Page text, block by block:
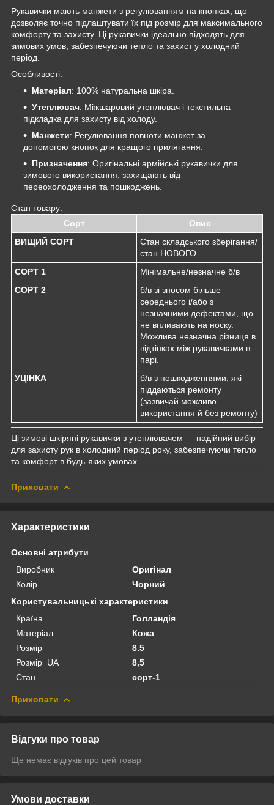
Рукавички мають манжети з регулюванням на кнопках, що
дозволяє точно підлаштувати їх під розмір для максимального
комфорту та захисту. Ці рукавички ідеально підходять для
зимових умов, забезпечуючи тепло та захист у холодний
період.
Особливості:
Матеріал: 100% натуральна шкіра.
Утеплювач: Міжшаровий утеплювач і текстильна
підкладка для захисту від холоду.
Манжети: Регулювання повноти манжет за
допомогою кнопок для кращого прилягання.
Призначення: Оригінальні армійські рукавички для
зимового використання, захищають від
переохолодження та пошкоджень.
Стан товару:
Сорт
Опис
ВИЩИЙ СОРТ
Стан складського зберігання/
стан НОВОГО
СОРТ 1
Мінімальне/незначне б/в
СОРТ 2
б/в зі зносом більше
середнього і/або з
незначними дефектами, що
не впливають на носку.
Можлива незначна різниця в
відтінках між рукавичками в
парі.
УЦІНКА
б/в з пошкодженнями, які
піддаються ремонту
(зазвичай можливо
використання й без ремонту)
Ці зимові шкіряні рукавички з утеплювачем — надійний вибір
для захисту рук в холодний період року, забезпечуючи тепло
та комфорт в будь-яких умовах.
Приховати
Характеристики
Основні атрибути
Виробник
Оригінал
Колір
Чорний
Користувальницькі характеристики
Країна
Голландія
Матеріал
Кожа
Розмір
8.5
Розмір_UA
8,5
Стан
сорт-1
Приховати
Відгуки про товар
Ще немає відгуків про цей товар
Умови доставки